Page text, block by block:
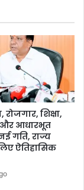
शिक्षा,
और आधारभूत
गति, राज्य
ऐतिहासिक